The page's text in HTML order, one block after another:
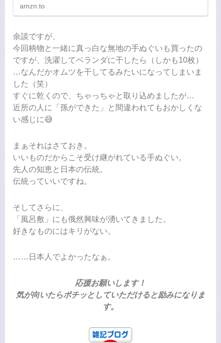
amzn.to
余談ですが、
今回柄物と一緒に真っ白な無地の手ぬぐいも買ったの
ですが、洗濯してベランダに干したら（しかも10枚）
…なんだかオムツを干してるみたいになってしまいま
した（笑）
すぐに乾くので、ちゃっちゃと取り込めましたが…
近所の人に「孫ができた」と間違われてもおかしくな
い感じに😅
まぁそれはさておき。
いいものだからこそ受け継がれている手ぬぐい。
先人の知恵と日本の伝統。
伝統っていいですね。
そしてさらに、
「風呂敷」にも俄然興味が湧いてきました。
好きなものにはキリがない。
……日本人でよかったなぁ。
応援お願いします！
気が向いたらポチッとしていただけると励みになりま
す。